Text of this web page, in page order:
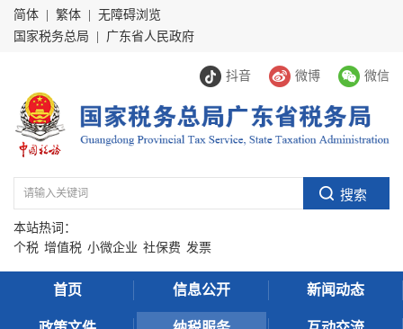
简体 繁体
无障碍浏览
国家税务总局
广东省人民政府
抖音 微博 微信
本站热词：
个税 增值税 小微企业 社保费 发票
首页 信息公开 新闻动态